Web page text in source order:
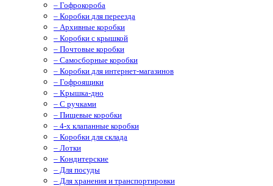
– Гофрокороба
– Коробки для переезда
– Архивные коробки
– Коробки с крышкой
– Почтовые коробки
– Самосборные коробки
– Коробки для интернет-магазинов
– Гофроящики
– Крышка-дно
– С ручками
– Пищевые коробки
– 4-х клапанные коробки
– Коробки для склада
– Лотки
– Кондитерские
– Для посуды
– Для хранения и транспортировки